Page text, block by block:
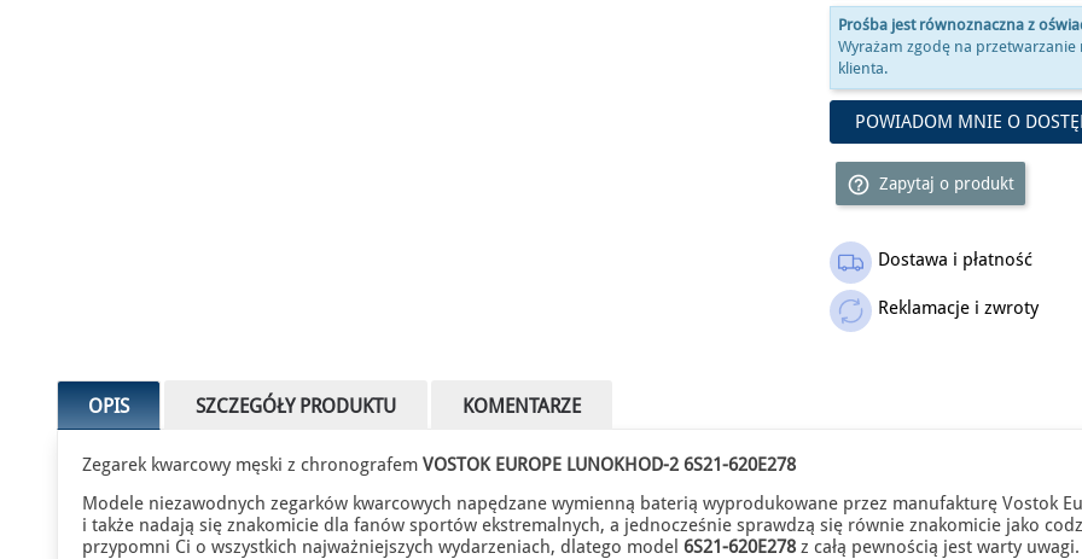
Prośba jest równoznaczna z
Wyrażam zgodę na
klienta.
POWIADOM MNIE O
help_outline Zapytaj o produkt
Dostawa i płatność
Reklamacje i zwroty
OPIS SZCZEGÓŁY PRODUKTU KOMENTARZE
Zegarek kwarcowy męski z chronografem VOSTOK EUROPE LUNOKHOD-2 6S21-620E278
Modele niezawodnych zegarków kwarcowych napędzane wymienną baterią wyprodukowane przez manufakturę Vostok
i także nadają się znakomicie dla fanów sportów ekstremalnych, a jednocześnie sprawdzą się równie znakomicie jako
przypomni Ci o wszystkich najważniejszych wydarzeniach, dlatego model 6S21-620E278 z całą pewnością jest warty